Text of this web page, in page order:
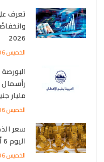
تعرف
2026
الخميس 06 أغسطس 2026-04:34
مليار
الخميس 06 أغسطس 2026-03:14
اليوم 6 أغسطس 2026
الخميس 06 أغسطس 2026-12:33